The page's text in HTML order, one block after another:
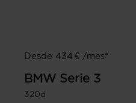
Desde 434 € /mes*
BMW Serie 3
320d